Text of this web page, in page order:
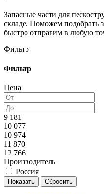
Запасные части для
складе. Поможем подобрать
быстро отправим в любую
Фильтр
Фильтр
Цена
9 181
10 077
10 974
11 870
12 766
Производитель
Россия